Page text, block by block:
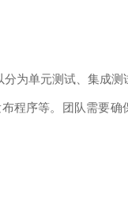
为单元测试、集成测
程序等。团队需要确